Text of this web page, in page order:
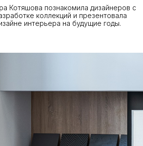
Котяшова познакомила дизайнеров с
коллекций и презентовала
интерьера на будущие годы.